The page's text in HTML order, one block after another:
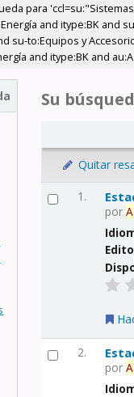
para
and itype:BK and
su-to:Equipos y
and itype:BK and
Su
Quitar
1.
por
2.
por